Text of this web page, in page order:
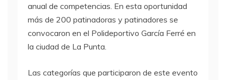
anual de competencias. En esta oportunidad
más de 200 patinadoras y patinadores se
convocaron en el Polideportivo García Ferré en
la ciudad de La Punta.
Las categorías que participaron de este evento